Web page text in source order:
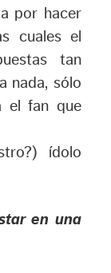
por hacer
cuales el
tan
nada, sólo
el fan que
ídolo
en una